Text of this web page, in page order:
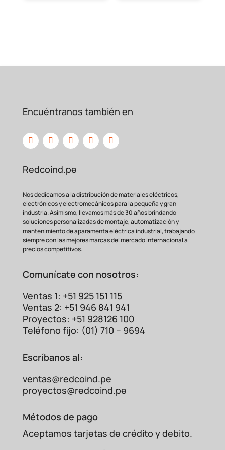
CaracterísticaBeneficio para tu
Entrada
480VAC)
Ideal para maquinaria
cada fase.
Salida 24VDC
PLCs, sensores, actuadores
Encuéntranos también en
Redcoind.pe
Nos dedicamos a la distribución de materiales eléctricos,
electrónicos y electromecánicos para la pequeña y gran
industria. Asimismo, llevamos más de 30 años brindando
soluciones personalizadas de montaje, automatización y
mantenimiento de aparamenta eléctrica industrial, trabajando
siempre con las mejores marcas del mercado internacional a
precios competitivos.
Comunícate con nosotros:
Ventas 1: +51 925 151 115
Ventas 2: +51 946 841 941
Proyectos: +51 928126 100
Teléfono fijo: (01) 710 – 9694
Escríbanos al:
ventas@redcoind.pe
proyectos@redcoind.pe
Métodos de pago
Aceptamos tarjetas de crédito y debito.